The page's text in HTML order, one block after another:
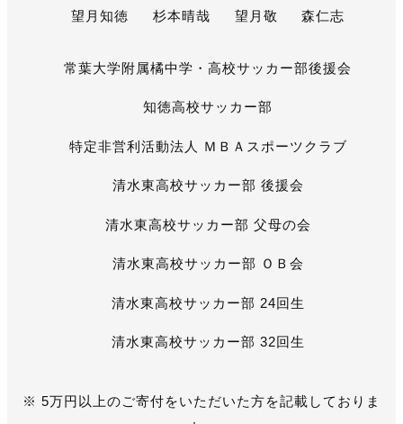
望月知徳 杉本晴哉 望月敬 森仁志
常葉大学附属橘中学・高校サッカー部後援会
知徳高校サッカー部
特定非営利活動法人 ＭＢＡスポーツクラブ
清水東高校サッカー部 後援会
清水東高校サッカー部 父母の会
清水東高校サッカー部 ＯＢ会
清水東高校サッカー部 24回生
清水東高校サッカー部 32回生
※ 5万円以上のご寄付をいただいた方を記載しておりま